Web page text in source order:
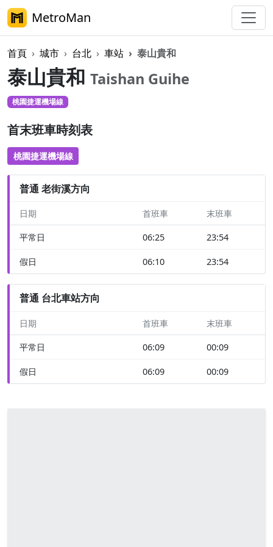
MetroMan
首頁 城市 台北 車站 泰山貴和
泰山貴和 Taishan Guihe
桃園捷運機場線
首末班車時刻表
桃園捷運機場線
普通 老街溪方向
日期 首班車 末班車
平常日 06:25 23:54
假日 06:10 23:54
普通 台北車站方向
日期 首班車 末班車
平常日 06:09 00:09
假日 06:09 00:09